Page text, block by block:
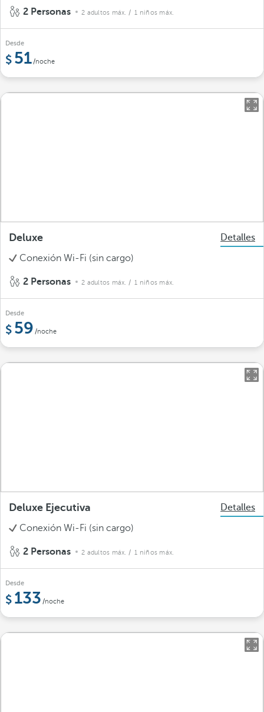
2 Personas 2 adultos máx. / 1 niños máx.
Desde
51/noche
Deluxe
Detalles
Conexión Wi-Fi (sin cargo)
2 Personas 2 adultos máx. / 1 niños máx.
Desde
59 /noche
Deluxe Ejecutiva
Detalles
Conexión Wi-Fi (sin cargo)
2 Personas 2 adultos máx. / 1 niños máx.
Desde
133 /noche